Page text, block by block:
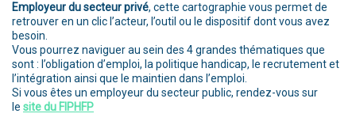
Employeur du secteur privé, cette cartographie vous permet de
retrouver en un clic l’acteur, l’outil ou le dispositif dont vous avez
besoin.
Vous pourrez naviguer au sein des 4 grandes thématiques que
sont : l’obligation d’emploi, la politique handicap, le recrutement et
l’intégration ainsi que le maintien dans l’emploi.
Si vous êtes un employeur du secteur public, rendez-vous sur
le site du FIPHFP